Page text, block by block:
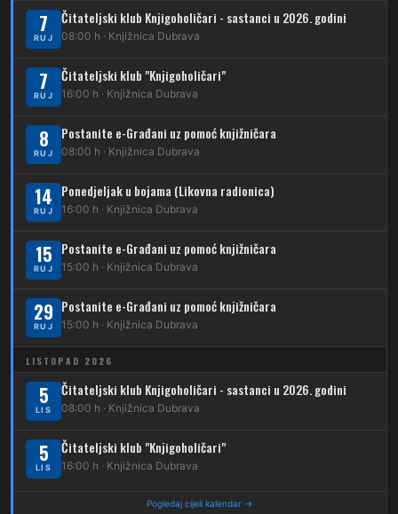
232 Dubrava – Jazbina
269
DUBEC
212
223 Dubec – Trnovčica – Dubrava
224 Dubec – Novoselec
261 Dubec – Sesvete – Goranec
262 Dubec – Sesvete – Planina Donja
263 Dubec – Sesvete–Kašina – Pl.Gornja
264 Dubec – Sesvete – Jesenovec
267
270 Dubec – Sesvete – Blaguša
7
RUJ
Čitateljski klub Knjigoholičari - sastanci u 2026. godini
08:00 h · Knjižnica Dubrava
7
RUJ
Čitateljski klub "Knjigoholičari"
16:00 h · Knjižnica Dubrava
8
RUJ
Postanite e-Građani uz pomoć knjižničara
08:00 h · Knjižnica Dubrava
14
RUJ
Ponedjeljak u bojama (Likovna radionica)
16:00 h · Knjižnica Dubrava
15
RUJ
Postanite e-Građani uz pomoć knjižničara
15:00 h · Knjižnica Dubrava
29
RUJ
Postanite e-Građani uz pomoć knjižničara
15:00 h · Knjižnica Dubrava
LISTOPAD 2026
5
LIS
Čitateljski klub Knjigoholičari - sastanci u 2026. godini
08:00 h · Knjižnica Dubrava
5
LIS
Čitateljski klub "Knjigoholičari"
16:00 h · Knjižnica Dubrava
Pogledaj cijeli kalendar →